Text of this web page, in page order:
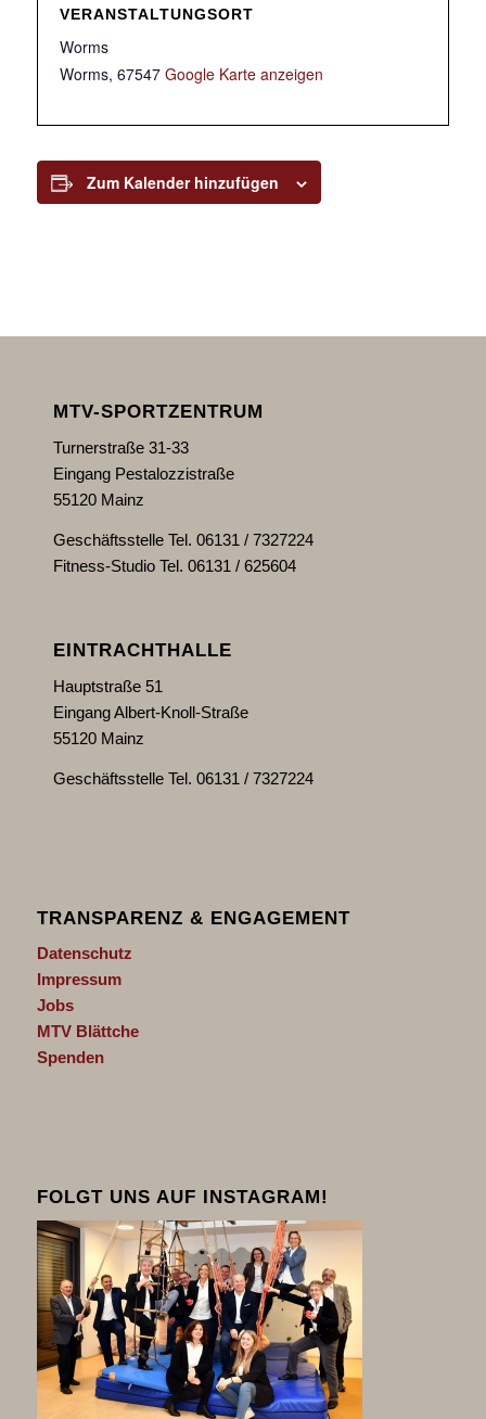
VERANSTALTUNGSORT
Worms
Worms, 67547 Google Karte anzeigen
Zum Kalender hinzufügen
MTV-SPORTZENTRUM
Turnerstraße 31-33
Eingang Pestalozzistraße
55120 Mainz
Geschäftsstelle Tel. 06131 / 7327224
Fitness-Studio Tel. 06131 / 625604
EINTRACHTHALLE
Hauptstraße 51
Eingang Albert-Knoll-Straße
55120 Mainz
Geschäftsstelle Tel. 06131 / 7327224
TRANSPARENZ & ENGAGEMENT
Datenschutz
Impressum
Jobs
MTV Blättche
Spenden
FOLGT UNS AUF INSTAGRAM!